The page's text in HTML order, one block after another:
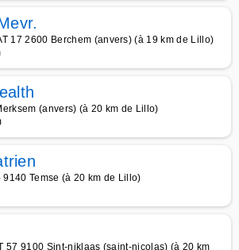
17 2600 Berchem (anvers) (à 19 km de Lillo)
(anvers) (à 20 km de Lillo)
9140 Temse (à 20 km de Lillo)
57 9100 Sint-niklaas (saint-nicolas) (à 20 km